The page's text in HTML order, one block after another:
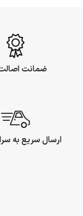
ضمانت اصالت
ارسال سریع به